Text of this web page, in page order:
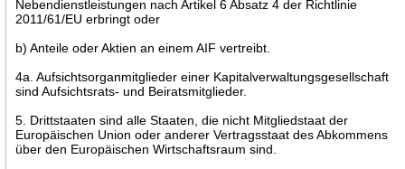
Nebendienstleistungen nach Artikel 6 Absatz 4 der Richtlinie
2011/61/EU erbringt oder
b) Anteile oder Aktien an einem AIF vertreibt.
4a. Aufsichtsorganmitglieder einer Kapitalverwaltungsgesellschaft
sind Aufsichtsrats- und Beiratsmitglieder.
5. Drittstaaten sind alle Staaten, die nicht Mitgliedstaat der
Europäischen Union oder anderer Vertragsstaat des Abkommens
über den Europäischen Wirtschaftsraum sind.